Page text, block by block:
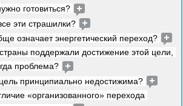
готовиться?
эти страшилки?
означает энергетический переход?
поддержали достижение этой цели,
проблема?
цель принципиально недостижима?
«организованного» перехода